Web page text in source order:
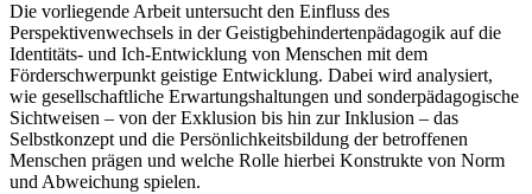
Die vorliegende Arbeit untersucht den Einfluss des
Perspektivenwechsels in der Geistigbehindertenpädagogik auf die
Identitäts- und Ich-Entwicklung von Menschen mit dem
Förderschwerpunkt geistige Entwicklung. Dabei wird analysiert,
wie gesellschaftliche Erwartungshaltungen und sonderpädagogische
Sichtweisen – von der Exklusion bis hin zur Inklusion – das
Selbstkonzept und die Persönlichkeitsbildung der betroffenen
Menschen prägen und welche Rolle hierbei Konstrukte von Norm
und Abweichung spielen.